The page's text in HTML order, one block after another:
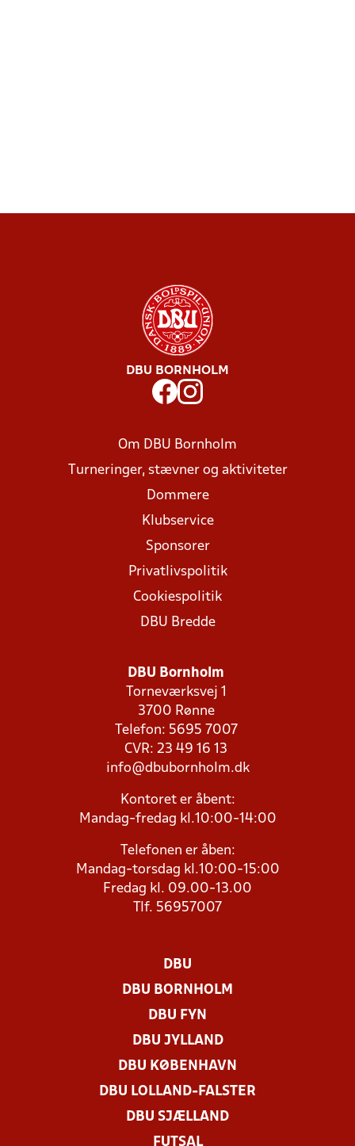
DBU BORNHOLM
Om DBU Bornholm
Turneringer, stævner og aktiviteter
Dommere
Klubservice
Sponsorer
Privatlivspolitik
Cookiespolitik
DBU Bredde
DBU Bornholm
Torneværksvej 1
3700 Rønne
Telefon: 5695 7007
CVR: 23 49 16 13
info@dbubornholm.dk
Kontoret er åbent:
Mandag-fredag kl.10:00-14:00
Telefonen er åben:
Mandag-torsdag kl.10:00-15:00
Fredag kl. 09.00-13.00
Tlf. 56957007
DBU
DBU BORNHOLM
DBU FYN
DBU JYLLAND
DBU KØBENHAVN
DBU LOLLAND-FALSTER
DBU SJÆLLAND
FUTSAL